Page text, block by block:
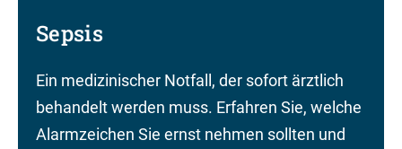
Sepsis
Ein medizinischer Notfall, der sofort ärztlich
behandelt werden muss. Erfahren Sie, welche
Alarmzeichen Sie ernst nehmen sollten und